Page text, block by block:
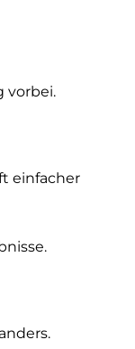
vorbei.
einfacher